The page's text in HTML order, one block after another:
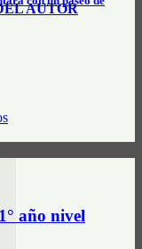
AUTOR
año nivel